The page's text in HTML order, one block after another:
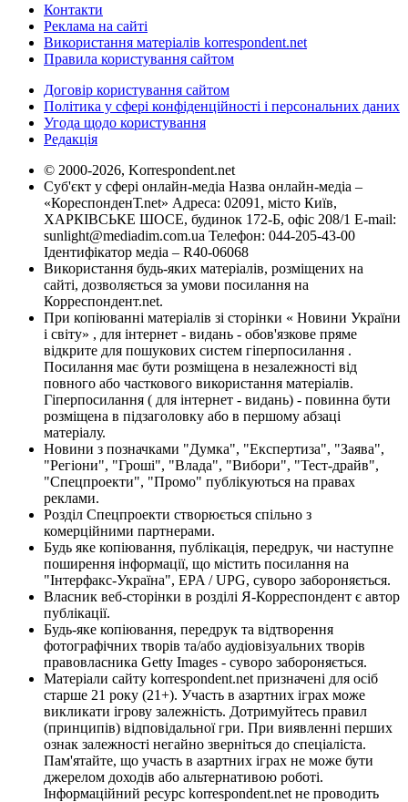
Контакти
Реклама на сайті
Використання матеріалів korrespondent.net
Правила користування сайтом
Договір користування сайтом
Політика у сфері конфіденційності і персональних даних
Угода щодо користування
Редакція
© 2000-2026, Korrespondent.net
Суб'єкт у сфері онлайн-медіа Назва онлайн-медіа –
«КореспонденТ.net» Адреса: 02091, місто Київ,
ХАРКІВСЬКЕ ШОСЕ, будинок 172-Б, офіс 208/1 E-mail:
sunlight@mediadim.com.ua Телефон: 044-205-43-00
Ідентифікатор медіа – R40-06068
Використання будь-яких матеріалів, розміщених на
сайті, дозволяється за умови посилання на
Корреспондент.net.
При копіюванні матеріалів зі сторінки « Новини України
і світу» , для інтернет - видань - обов'язкове пряме
відкрите для пошукових систем гіперпосилання .
Посилання має бути розміщена в незалежності від
повного або часткового використання матеріалів.
Гіперпосилання ( для інтернет - видань) - повинна бути
розміщена в підзаголовку або в першому абзаці
матеріалу.
Новини з позначками "Думка", "Експертиза", "Заява",
"Регіони", "Гроші", "Влада", "Вибори", "Тест-драйв",
"Спецпроекти", "Промо" публікуються на правах
реклами.
Розділ Спецпроекти створюється спільно з
комерційними партнерами.
Будь яке копіювання, публікація, передрук, чи наступне
поширення інформації, що містить посилання на
"Інтерфакс-Україна", EPA / UPG, суворо забороняється.
Власник веб-сторінки в розділі Я-Корреспондент є автор
публікації.
Будь-яке копіювання, передрук та відтворення
фотографічних творів та/або аудіовізуальних творів
правовласника Getty Images - суворо забороняється.
Матеріали сайту korrespondent.net призначені для осіб
старше 21 року (21+). Участь в азартних іграх може
викликати ігрову залежність. Дотримуйтесь правил
(принципів) відповідальної гри. При виявленні перших
ознак залежності негайно зверніться до спеціаліста.
Пам'ятайте, що участь в азартних іграх не може бути
джерелом доходів або альтернативою роботі.
Інформаційний ресурс korrespondent.net не проводить